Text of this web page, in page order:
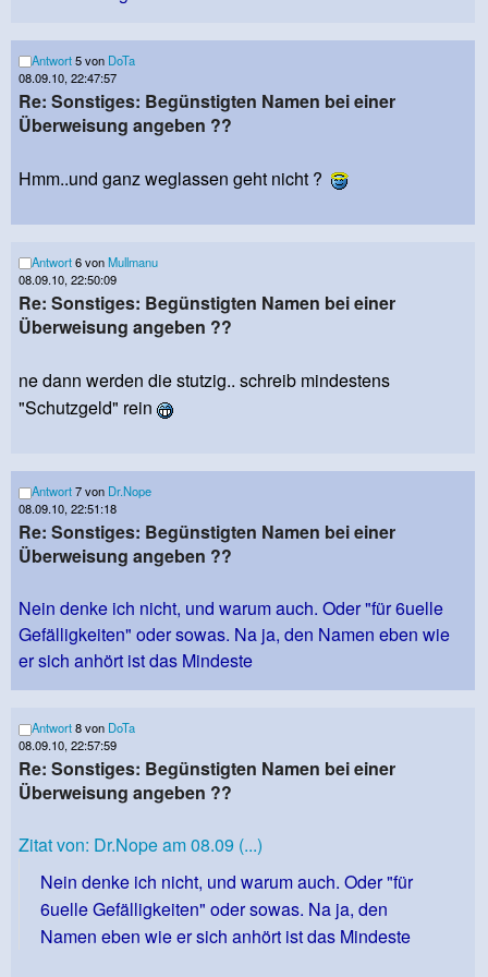
Antwort5 von DoTa
08.09.10, 22:47:57
Re: Sonstiges: Begünstigten Namen bei einer
Überweisung angeben ??
Hmm..und ganz weglassen geht nicht ?
Antwort6 vonMullmanu
08.09.10, 22:50:09
Re: Sonstiges: Begünstigten Namen bei einer
Überweisung angeben ??
ne dann werden die stutzig.. schreib mindestens
"Schutzgeld" rein
Antwort7 von Dr.Nope
08.09.10, 22:51:18
Re: Sonstiges: Begünstigten Namen bei einer
Überweisung angeben ??
Nein denke ich nicht, und warum auch. Oder "für 6uelle
Gefälligkeiten" oder sowas. Na ja, den Namen eben wie
er sich anhört ist das Mindeste
Antwort8 von DoTa
08.09.10, 22:57:59
Re: Sonstiges: Begünstigten Namen bei einer
Überweisung angeben ??
Zitat von: Dr.Nope am 08.09 (...)
Nein denke ich nicht, und warum auch. Oder "für
6uelle Gefälligkeiten" oder sowas. Na ja, den
Namen eben wie er sich anhört ist das Mindeste